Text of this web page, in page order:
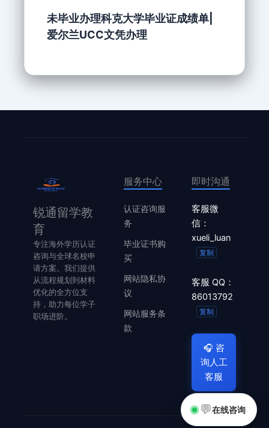
未毕业办理科克大学毕业证成绩单|
爱尔兰UCC文凭办理
锐通留学教
育
专注海外学历认证
咨询与全球名校申
请方案。我们提供
从流程规划到材料
优化的全方位支
持，助力每位学子
职场进阶。
服务中心
认证咨询服
务
毕业证书购
买
网站隐私协
议
网站服务条
款
即时沟通
客服微
信：
xueli_luan
复制
客服 QQ：
86013792
复制
🎧 咨
询人工
客服
💬在线咨询